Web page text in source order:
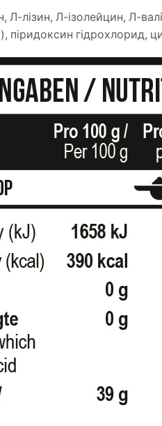
лізин, Л-ізолейцин, Л-
піридоксин гідрохлорид,